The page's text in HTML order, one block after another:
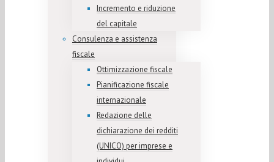
Incremento e riduzione
del capitale
Consulenza e assistenza
fiscale
Ottimizzazione fiscale
Pianificazione fiscale
internazionale
Redazione delle
dichiarazione dei redditi
(UNICO) per imprese e